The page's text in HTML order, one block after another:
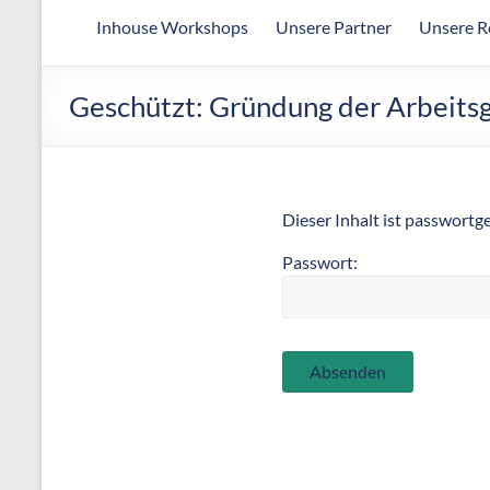
Inhouse Workshops Unsere Partner Unsere
Geschützt: Gründung der
Dieser Inhalt ist
Passwort: